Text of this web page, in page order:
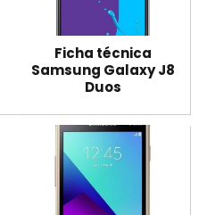
Ficha técnica
Samsung Galaxy J8
Duos